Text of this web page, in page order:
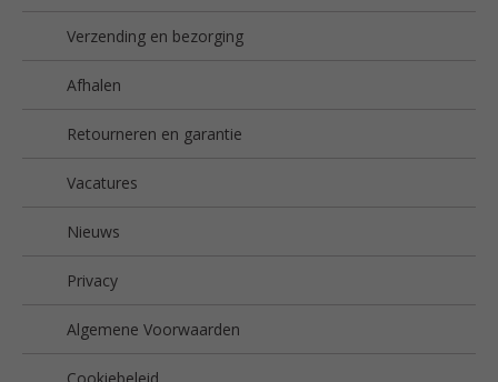
Verzending en bezorging
Afhalen
Retourneren en garantie
Vacatures
Nieuws
Privacy
Algemene Voorwaarden